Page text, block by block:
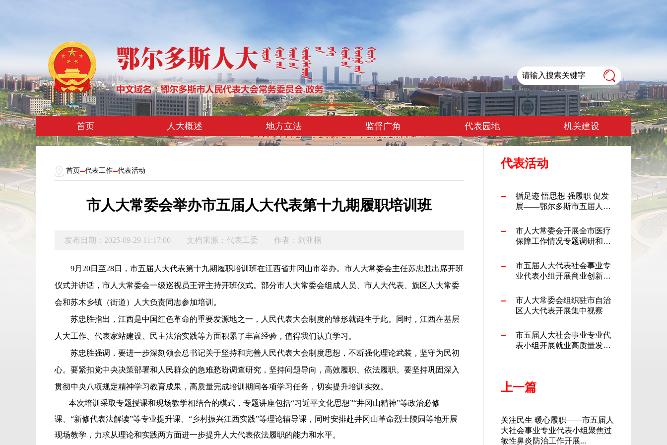
首页 人大概述 地方立法 监督广角 代表园地 机关建设
首页 代表工作 代表活动
市人大常委会举办市五届人大代表第十九期履职培训班
发布日期：2025-09-29 11:17:00 文档来源：代表工委 作者：刘亚楠
9月 20日至28日‌，市五届人大代表第十九期履职培训班在江西省井冈山市举办。市人大常委会主任苏忠胜出席开班
仪式并讲话，市人大常委会一级巡视员王评主持开班仪式。部分市人大常委会组成人员、市人大代表、旗区人大常委
会和苏木乡镇（街道）人大负责同志参加培训。
苏忠胜指出，江西是中国红色革命的重要发源地之一，人民代表大会制度的雏形就诞生于此。
同时，江西在基层
人大工作、代表家站建设、民主法治实践等方面积累了丰富经验，值得我们认真学习。
苏忠胜强调，要进一步深刻领会总书记关于坚持和完善人民代表大会制度思想，不断强化理论武装，坚守为民初
心。要紧扣党中央决策部署和人民群众的急难愁盼调查研究，坚持问题导向，高效履职、依法履职。 要坚持巩固深入
贯彻中央八项规定精神学习教育成果，高质量完成培训期间各项学习任务，切实提升培训实效。
本次培训采取专题授课和现场教学相结合的模式，专题讲座包括“习近平文化思想”“井冈山精神”等政治必修
课、“新修代表法解读”等专业提升课、“乡村振兴江西实践”等理论辅导课，同时安排赴井冈山革命烈士陵园等地开展
现场教学，力求从理论和实践两方面进一步提升人大代表依法履职的能力和水平。
代表活动
循足迹 悟思想 强履职 促发
展——鄂尔多斯市五届人大
记
市人大常委会开展全市医疗
保障工作情况专题调研和养
组定向视察
市五届人大代表社会事业专
业代表小组开展商业创新与
市人大常委会组织驻市自治
区人大代表开展集中视察
市五届人大社会事业专业代
表小组开展就业高质量发展
上一篇
关注民生 暖心履职——市五届人
大社会事业专业代表小组聚焦过
敏性鼻炎防治工作开展...